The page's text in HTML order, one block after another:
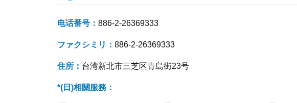
电话番号： 886-2-26369333
ファクシミリ： 886-2-26369333
住所： 台湾新北市三芝区青島街23号
*(日)相關服務：